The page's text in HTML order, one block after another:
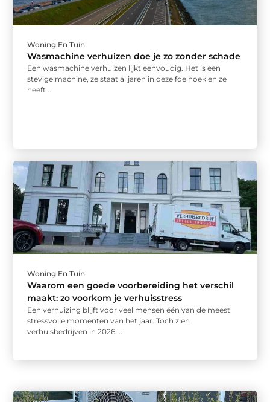
Woning En Tuin
Wasmachine verhuizen doe je zo zonder schade
Een wasmachine verhuizen lijkt eenvoudig. Het is een
stevige machine, ze staat al jaren in dezelfde hoek en ze
heeft ...
Woning En Tuin
Waarom een goede voorbereiding het verschil
maakt: zo voorkom je verhuisstress
Een verhuizing blijft voor veel mensen één van de meest
stressvolle momenten van het jaar. Toch zien
verhuisbedrijven in 2026 ...